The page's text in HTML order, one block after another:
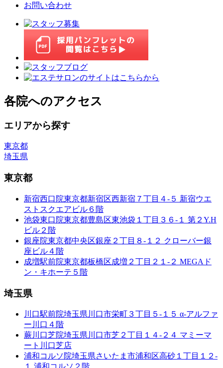
お問い合わせ
各院へのアクセス
エリアから探す
東京都
埼玉県
東京都
新宿西口院東京都新宿区西新宿７丁目４-５ 新宿ウエ
ストスクエアビル６階
池袋東口院東京都豊島区東池袋１丁目３６-１ 第２Y.H
ビル２階
銀座院東京都中央区銀座２丁目８-１２ クローバー銀
座ビル４階
成増駅前院東京都板橋区成増２丁目２１-２ MEGAド
ン・キホーテ５階
埼玉県
川口駅前院埼玉県川口市栄町３丁目５-１５ α-アルファ
ー川口４階
蕨川口芝院埼玉県川口市芝２丁目１４-２４ マミーマ
ート川口芝店
浦和コルソ院埼玉県さいたま市浦和区高砂１丁目１２-